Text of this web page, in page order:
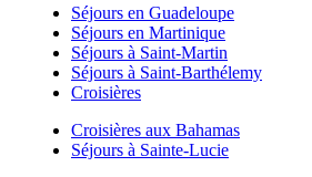
Séjours en Guadeloupe
Séjours en Martinique
Séjours à Saint-Martin
Séjours à Saint-Barthélemy
Croisières
Croisières aux Bahamas
Séjours à Sainte-Lucie